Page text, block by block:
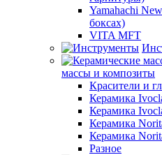
Yamahachi
боксах)
VITA MFT
массы и композиты
Красители и
Керамика
Керамика
Керамика
Керамика
Разное